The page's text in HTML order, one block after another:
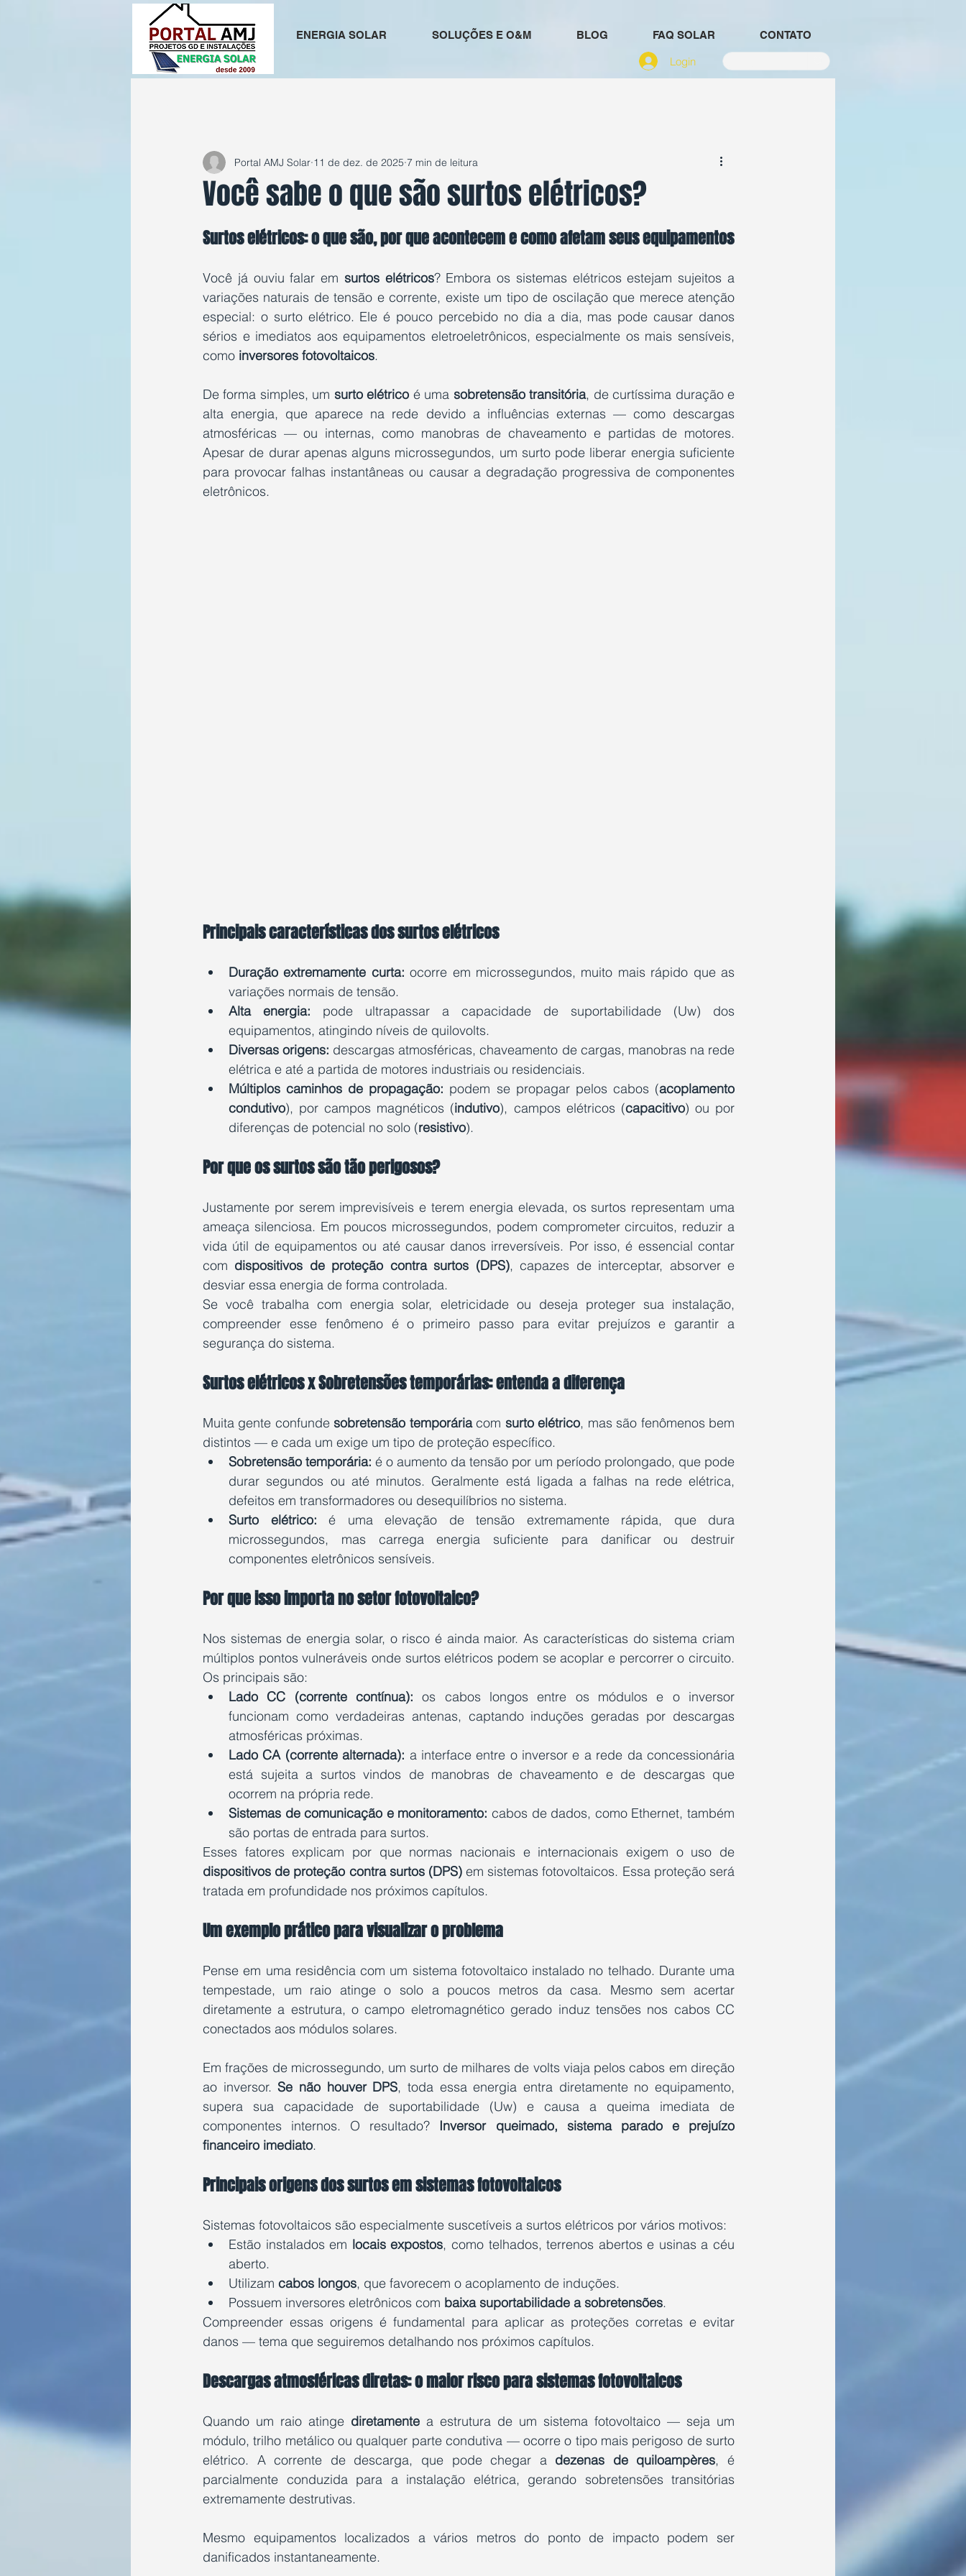
ENERGIA SOLAR SOLUÇÕES E O&M BLOG FAQ SOLAR CONTATO
Login
Você sabe o que são surtos elétricos?
Portal AMJ Solar 11 de dez. de 2025 7 min de leitura
Surtos elétricos: o que são, por que acontecem e como afetam seus equipamentos
Você já ouviu falar em surtos elétricos? Embora os sistemas elétricos estejam sujeitos a
variações naturais de tensão e corrente, existe um tipo de oscilação que merece atenção
especial: o surto elétrico. Ele é pouco percebido no dia a dia, mas pode causar danos
sérios e imediatos aos equipamentos eletroeletrônicos, especialmente os mais sensíveis,
como inversores fotovoltaicos.
De forma simples, um surto elétrico é uma sobretensão transitória, de curtíssima duração e
alta energia, que aparece na rede devido a influências externas — como descargas
atmosféricas — ou internas, como manobras de chaveamento e partidas de motores.
Apesar de durar apenas alguns microssegundos, um surto pode liberar energia suficiente
para provocar falhas instantâneas ou causar a degradação progressiva de componentes
eletrônicos.
Principais características dos surtos elétricos
Duração extremamente curta: ocorre em microssegundos, muito mais rápido que as
variações normais de tensão.
Alta energia: pode ultrapassar a capacidade de suportabilidade (Uw) dos
equipamentos, atingindo níveis de quilovolts.
Diversas origens: descargas atmosféricas, chaveamento de cargas, manobras na rede
elétrica e até a partida de motores industriais ou residenciais.
Múltiplos caminhos de propagação: podem se propagar pelos cabos (acoplamento
condutivo), por campos magnéticos (indutivo), campos elétricos (capacitivo) ou por
diferenças de potencial no solo (resistivo).
Por que os surtos são tão perigosos?
Justamente por serem imprevisíveis e terem energia elevada, os surtos representam uma
ameaça silenciosa. Em poucos microssegundos, podem comprometer circuitos, reduzir a
vida útil de equipamentos ou até causar danos irreversíveis. Por isso, é essencial contar
com dispositivos de proteção contra surtos (DPS), capazes de interceptar, absorver e
desviar essa energia de forma controlada.
Se você trabalha com energia solar, eletricidade ou deseja proteger sua instalação,
compreender esse fenômeno é o primeiro passo para evitar prejuízos e garantir a
segurança do sistema.
Surtos elétricos x Sobretensões temporárias: entenda a diferença
Muita gente confunde sobretensão temporária com surto elétrico, mas são fenômenos bem
distintos — e cada um exige um tipo de proteção específico.
Sobretensão temporária: é o aumento da tensão por um período prolongado, que pode
durar segundos ou até minutos. Geralmente está ligada a falhas na rede elétrica,
defeitos em transformadores ou desequilíbrios no sistema.
Surto elétrico: é uma elevação de tensão extremamente rápida, que dura
microssegundos, mas carrega energia suficiente para danificar ou destruir
componentes eletrônicos sensíveis.
Por que isso importa no setor fotovoltaico?
Nos sistemas de energia solar, o risco é ainda maior. As características do sistema criam
múltiplos pontos vulneráveis onde surtos elétricos podem se acoplar e percorrer o circuito.
Os principais são:
Lado CC (corrente contínua): os cabos longos entre os módulos e o inversor
funcionam como verdadeiras antenas, captando induções geradas por descargas
atmosféricas próximas.
Lado CA (corrente alternada): a interface entre o inversor e a rede da concessionária
está sujeita a surtos vindos de manobras de chaveamento e de descargas que
ocorrem na própria rede.
Sistemas de comunicação e monitoramento: cabos de dados, como Ethernet, também
são portas de entrada para surtos.
dispositivos de proteção contra surtos (DPS) em sistemas fotovoltaicos. Essa proteção será
tratada em profundidade nos próximos capítulos.
Um exemplo prático para visualizar o problema
Pense em uma residência com um sistema fotovoltaico instalado no telhado. Durante uma
tempestade, um raio atinge o solo a poucos metros da casa. Mesmo sem acertar
diretamente a estrutura, o campo eletromagnético gerado induz tensões nos cabos CC
conectados aos módulos solares.
Em frações de microssegundo, um surto de milhares de volts viaja pelos cabos em direção
ao inversor. Se não houver DPS, toda essa energia entra diretamente no equipamento,
supera sua capacidade de suportabilidade (Uw) e causa a queima imediata de
componentes internos. O resultado? Inversor queimado, sistema parado e prejuízo
financeiro imediato.
Principais origens dos surtos em sistemas fotovoltaicos
Sistemas fotovoltaicos são especialmente suscetíveis a surtos elétricos por vários motivos:
Estão instalados em locais expostos, como telhados, terrenos abertos e usinas a céu
aberto.
Utilizam cabos longos, que favorecem o acoplamento de induções.
Possuem inversores eletrônicos com baixa suportabilidade a sobretensões.
Compreender essas origens é fundamental para aplicar as proteções corretas e evitar
danos — tema que seguiremos detalhando nos próximos capítulos.
Descargas atmosféricas diretas: o maior risco para sistemas fotovoltaicos
Quando um raio atinge diretamente a estrutura de um sistema fotovoltaico — seja um
módulo, trilho metálico ou qualquer parte condutiva — ocorre o tipo mais perigoso de surto
elétrico. A corrente de descarga, que pode chegar a dezenas de quiloampères, é
parcialmente conduzida para a instalação elétrica, gerando sobretensões transitórias
extremamente destrutivas.
Mesmo equipamentos localizados a vários metros do ponto de impacto podem ser
danificados instantaneamente.